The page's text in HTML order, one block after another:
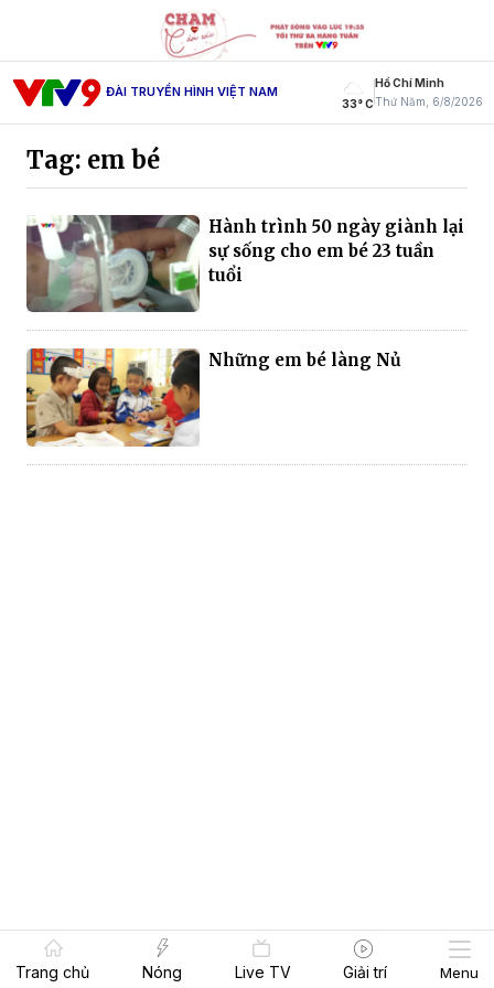
ĐÀI TRUYỀN HÌNH VIỆT NAM
33° C
Hồ Chí Minh
Thứ Năm, 6/8/2026
Tag: em bé
Hành trình 50 ngày giành lại
sự sống cho em bé 23 tuần
tuổi
Những em bé làng Nủ
Trang chủ Nóng Live TV Giải trí Menu